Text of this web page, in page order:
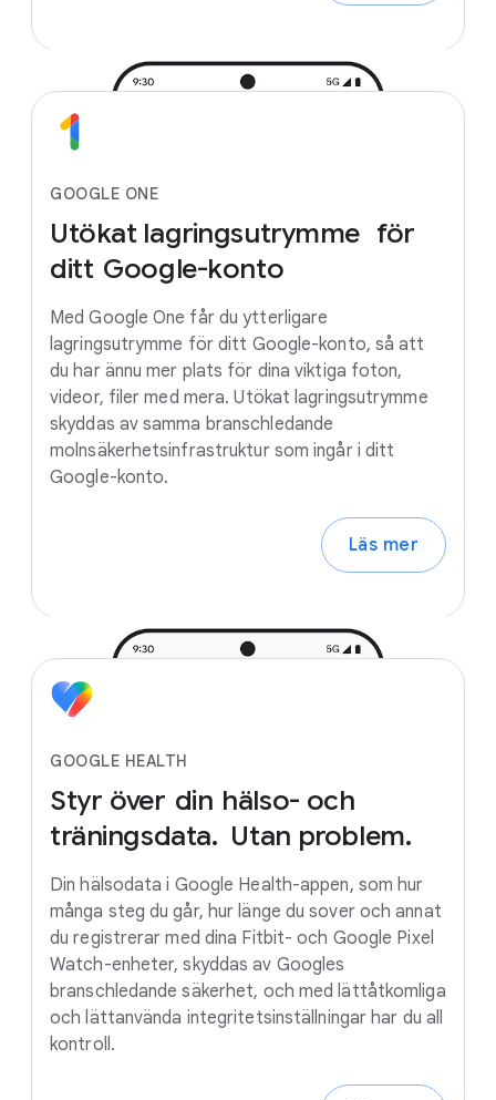
GOOGLE ONE
Utökat lagringsutrymme för
ditt Google-konto
Med Google One får du ytterligare
lagringsutrymme för ditt Google-konto, så att
du har ännu mer plats för dina viktiga foton,
videor, filer med mera. Utökat lagringsutrymme
skyddas av samma branschledande
molnsäkerhetsinfrastruktur som ingår i ditt
Google-konto.
Läs mer
GOOGLE HEALTH
Styr över din hälso- och
träningsdata. Utan problem.
Din hälsodata i Google Health-appen, som hur
många steg du går, hur länge du sover och annat
du registrerar med dina Fitbit- och Google Pixel
Watch-enheter, skyddas av Googles
branschledande säkerhet, och med lättåtkomliga
och lättanvända integritetsinställningar har du all
kontroll.